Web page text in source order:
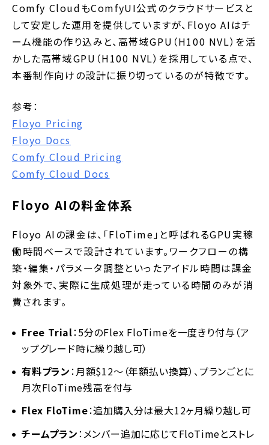
Comfy CloudもComfyUI公式のクラウドサービスと
して安定した運用を提供していますが、Floyo AIはチ
ーム機能の作り込みと、高帯域GPU（H100 NVL）を活
かした高帯域GPU（H100 NVL）を採用している点で、
本番制作向けの設計に振り切っているのが特徴です。
参考：
Floyo Pricing
Floyo Docs
Comfy Cloud Pricing
Comfy Cloud Docs
Floyo AIの料金体系
Floyo AIの課金は、「FloTime」と呼ばれるGPU実稼
働時間ベースで設計されています。ワークフローの構
築・編集・パラメータ調整といったアイドル時間は課金
対象外で、実際に生成処理が走っている時間のみが消
費されます。
Free Trial：5分のFlex FloTimeを一度きり付与（ア
ップグレード時に繰り越し可）
有料プラン：月額$12〜（年額払い換算）、プランごとに
月次FloTime残高を付与
Flex FloTime：追加購入分は最大12ヶ月繰り越し可
チームプラン：メンバー追加に応じてFloTimeとストレ